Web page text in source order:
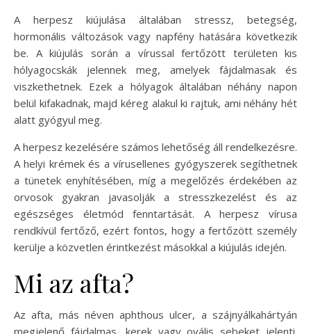
A herpesz kiújulása általában stressz, betegség,
hormonális változások vagy napfény hatására következik
be. A kiújulás során a vírussal fertőzött területen kis
hólyagocskák jelennek meg, amelyek fájdalmasak és
viszkethetnek. Ezek a hólyagok általában néhány napon
belül kifakadnak, majd kéreg alakul ki rajtuk, ami néhány hét
alatt gyógyul meg.
A herpesz kezelésére számos lehetőség áll rendelkezésre.
A helyi krémek és a vírusellenes gyógyszerek segíthetnek
a tünetek enyhítésében, míg a megelőzés érdekében az
orvosok gyakran javasolják a stresszkezelést és az
egészséges életmód fenntartását. A herpesz vírusa
rendkívül fertőző, ezért fontos, hogy a fertőzött személy
kerülje a közvetlen érintkezést másokkal a kiújulás idején.
Mi az afta?
Az afta, más néven aphthous ulcer, a szájnyálkahártyán
megjelenő fájdalmas, kerek vagy ovális sebeket jelenti.